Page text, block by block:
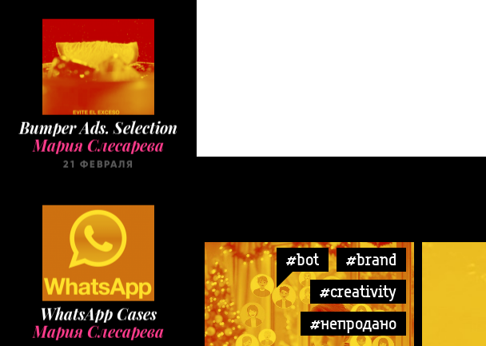
Bumper Ads. Selection
Мария Слесарева
21 ФЕВРАЛЯ
WhatsApp Cases
Мария Слесарева
06 ФЕВРАЛЯ
#bot
#brand
#creativity
#непродано